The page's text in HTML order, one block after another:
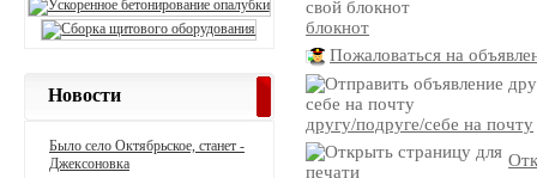
блокнот
Пожаловаться на
другу/подруге/себе на почту
Новости
Было село Октябрьское, станет -
Джексоновка